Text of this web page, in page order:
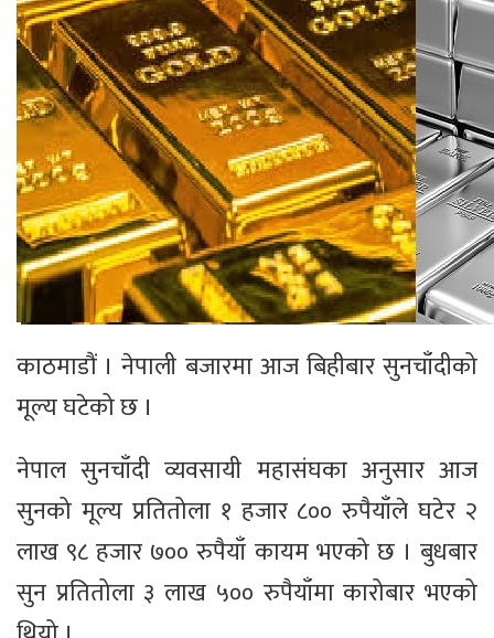
काठमाडौं । नेपाली बजारमा आज बिहीबार सुनचाँदीको
मूल्य घटेको छ ।
नेपाल सुनचाँदी व्यवसायी महासंघका अनुसार आज
सुनको मूल्य प्रतितोला १ हजार ८०० रुपैयाँले घटेर २
लाख ९८ हजार ७०० रुपैयाँ कायम भएको छ । बुधबार
सुन प्रतितोला ३ लाख ५०० रुपैयाँमा कारोबार भएको